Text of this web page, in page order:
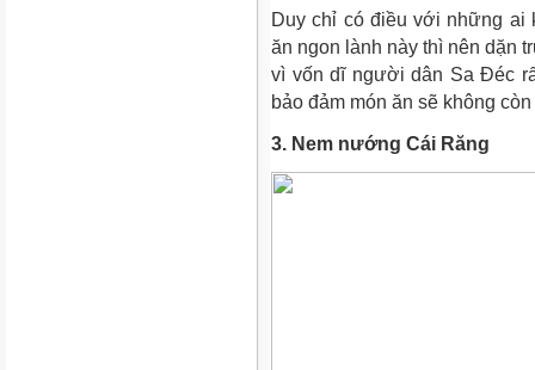
Duy chỉ có điều với những ai
ăn ngon lành này thì nên dặn
vì vốn dĩ người dân Sa Đéc
bảo đảm món ăn sẽ không
3. Nem nướng Cái Răng